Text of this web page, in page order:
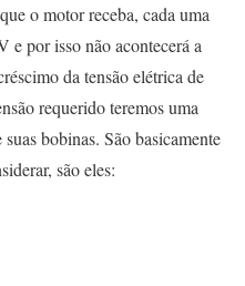
o motor receba, cada uma
e por isso não acontecerá a
da tensão elétrica de
requerido teremos uma
bobinas. São basicamente
são eles: